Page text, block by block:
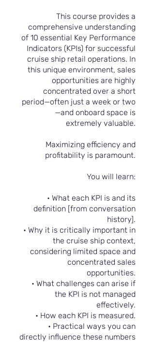
This course provides a
comprehensive understanding
of 10 essential Key Performance
Indicators (KPIs) for successful
cruise ship retail operations. In
this unique environment, sales
opportunities are highly
concentrated over a short
period—often just a week or two
—and onboard space is
extremely valuable.
Maximizing efficiency and
profitability is paramount.
You will learn:
• What each KPI is and its
definition [from conversation
history].
• Why it is critically important in
the cruise ship context,
considering limited space and
concentrated sales
opportunities.
• What challenges can arise if
the KPI is not managed
effectively.
• How each KPI is measured.
• Practical ways you can
directly influence these numbers